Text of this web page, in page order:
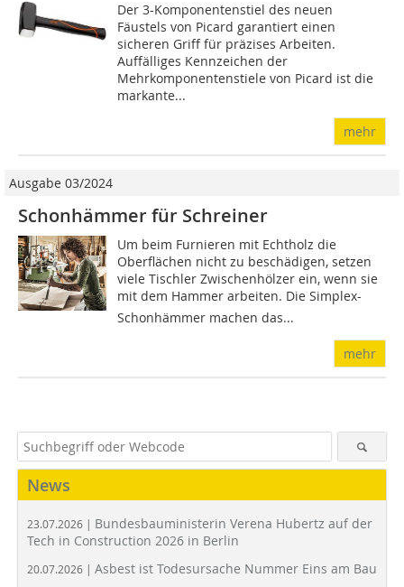
Der 3-Komponentenstiel des neuen
Fäustels von Picard garantiert einen
sicheren Griff für präzises Arbeiten.
Auffälliges Kennzeichen der
Mehrkomponentenstiele von Picard ist die
markante...
mehr
Ausgabe 03/2024
Schonhämmer für Schreiner
Um beim Furnieren mit Echtholz die
Oberflächen nicht zu beschädigen, setzen
viele Tischler Zwischenhölzer ein, wenn sie
mit dem Hammer arbeiten. Die Simplex-
Schonhämmer machen das...
mehr
News
23.07.2026 | Bundesbauministerin Verena Hubertz auf der
Tech in Construction 2026 in Berlin
20.07.2026 | Asbest ist Todesursache Nummer Eins am Bau